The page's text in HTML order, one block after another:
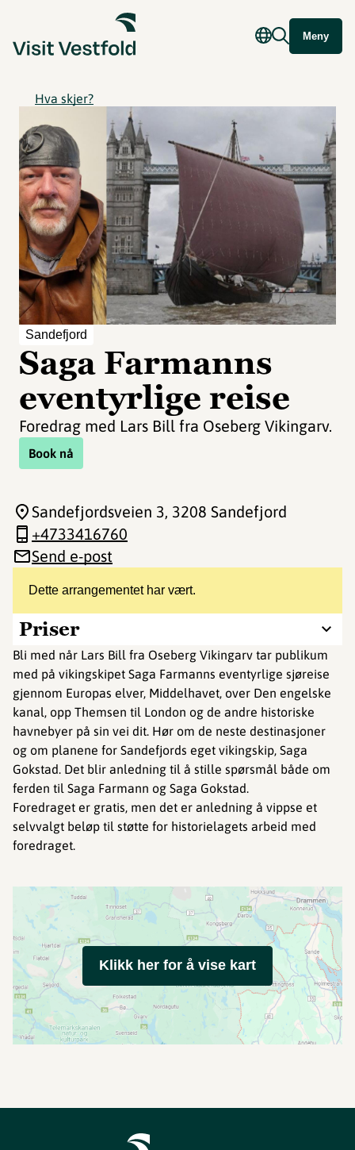
Meny
Hva skjer?
Sandefjord
Saga Farmanns
eventyrlige reise
Foredrag med Lars Bill fra Oseberg Vikingarv.
Book nå
Dette arrangementet har vært.
Priser
Bli med når Lars Bill fra Oseberg Vikingarv tar publikum
med på vikingskipet Saga Farmanns eventyrlige sjøreise
gjennom Europas elver, Middelhavet, over Den engelske
kanal, opp Themsen til London og de andre historiske
havnebyer på sin vei dit. Hør om de neste destinasjoner
og om planene for Sandefjords eget vikingskip, Saga
Gokstad. Det blir anledning til å stille spørsmål både om
ferden til Saga Farmann og Saga Gokstad.
Foredraget er gratis, men det er anledning å vippse et
selvvalgt beløp til støtte for historielagets arbeid med
foredraget.
Sandefjordsveien 3, 3208 Sandefjord
+4733416760
Send e-post
Klikk her for å vise kart